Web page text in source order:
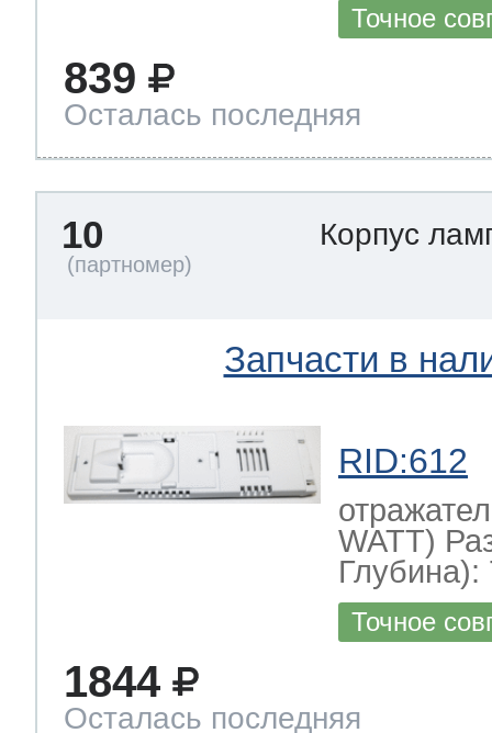
Точное
839
Осталась последняя
10 Корпус
Запчасти в
RID:612
WATT)
Глубина):
Точное
1844
Осталась последняя